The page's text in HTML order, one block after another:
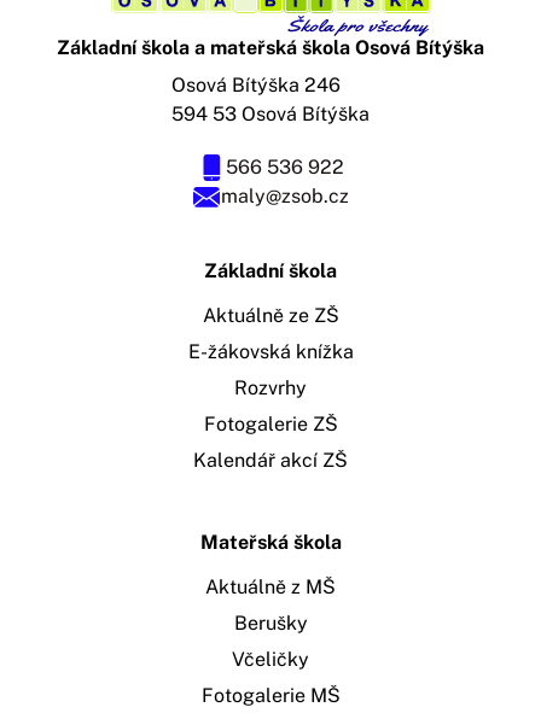
Základní škola a mateřská škola Osová Bítýška
maly@zsob.cz
566 536 922
Osová Bítýška 246
594 53 Osová Bítýška
Základní škola
Aktuálně ze ZŠ
E-žákovská knížka
Rozvrhy
Fotogalerie ZŠ
Kalendář akcí ZŠ
Mateřská škola
Aktuálně z MŠ
Berušky
Včeličky
Fotogalerie MŠ